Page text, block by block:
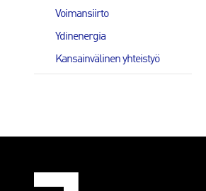
Voimansiirto
Ydinenergia
Kansainvälinen yhteistyö